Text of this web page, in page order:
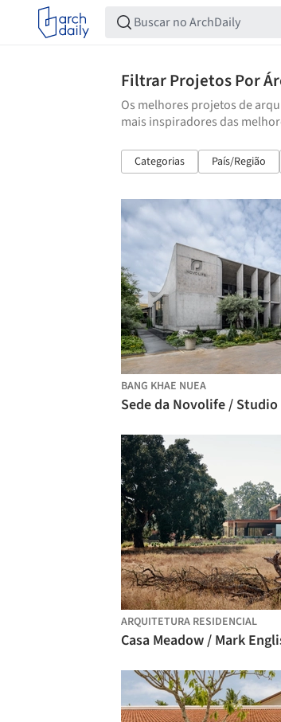
Filtrar Projetos Por
Os melhores projetos de
mais inspiradores das
Categorias País/Região
BANG KHAE NUEA
Sede da Novolife /
ARQUITETURA RESIDENCIAL
Casa Meadow / Mark